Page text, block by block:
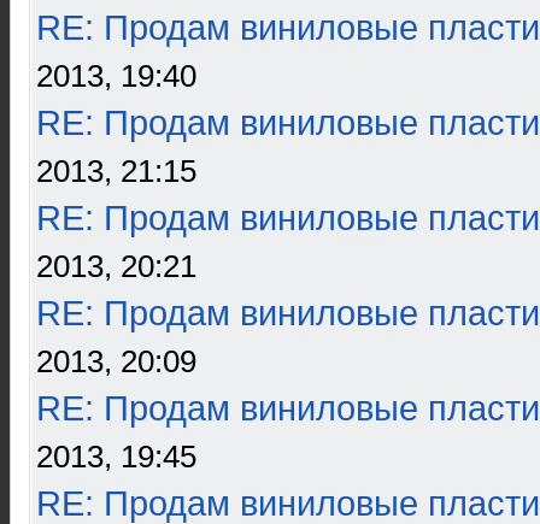
RE: Продам виниловые
2013, 19:40
RE: Продам виниловые
2013, 21:15
RE: Продам виниловые
2013, 20:21
RE: Продам виниловые
2013, 20:09
RE: Продам виниловые
2013, 19:45
RE: Продам виниловые